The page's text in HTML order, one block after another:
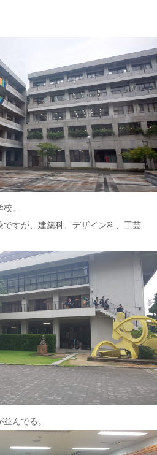
。
ですが、建築科、デザイン科、工芸
んでる。